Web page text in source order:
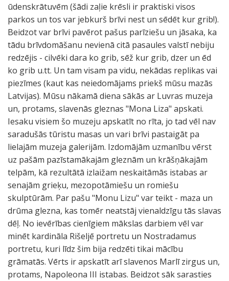
ūdenskrātuvēm (šādi zaļie krēsli ir praktiski visos
parkos un tos var jebkurš brīvi nest un sēdēt kur grib!).
Beidzot var brīvi pavērot pašus parīziešu un jāsaka, ka
tādu brīvdomāšanu nevienā citā pasaules valstī nebiju
redzējis - cilvēki dara ko grib, sēž kur grib, dzer un ēd
ko grib u.tt. Un tam visam pa vidu, nekādas replikas vai
piezīmes (kaut kas neiedomājams priekš mūsu mazās
Latvijas). Mūsu nākamā diena sākās ar Luvras muzeja
un, protams, slavenās gleznas "Mona Liza" apskati.
Iesaku visiem šo muzeju apskatīt no rīta, jo tad vēl nav
saradušās tūristu masas un vari brīvi pastaigāt pa
lielajām muzeja galerijām. Izdomājām uzmanību vērst
uz pašām pazīstamākajām gleznām un krāšņākajām
telpām, kā rezultātā izlaižam neskaitāmās istabas ar
senajām grieķu, mezopotāmiešu un romiešu
skulptūrām. Par pašu "Monu Lizu" var teikt - maza un
drūma glezna, kas tomēr neatstāj vienaldzīgu tās slavas
dēļ. No ievērības cienīgiem mākslas darbiem vēl var
minēt kardināla Rišeljē portretu un Nostradamus
portretu, kuri līdz šim bija redzēti tikai mācību
grāmatās. Vērts ir apskatīt arī slavenos Marlī zirgus un,
protams, Napoleona III istabas. Beidzot sāk sarasties